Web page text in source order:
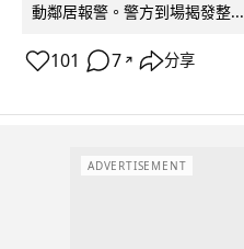
動鄰居報警。警方到場揭發整...
101 7 ↗ 分享
ADVERTISEMENT